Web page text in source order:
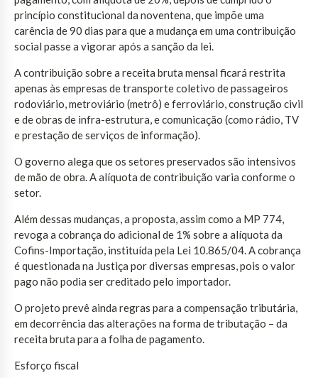
princípio constitucional da noventena, que impõe uma
carência de 90 dias para que a mudança em uma contribuição
social passe a vigorar após a sanção da lei.
A contribuição sobre a receita bruta mensal ficará restrita
apenas às empresas de transporte coletivo de passageiros
rodoviário, metroviário (metrô) e ferroviário, construção civil
e de obras de infra-estrutura, e comunicação (como rádio, TV
e prestação de serviços de informação).
O governo alega que os setores preservados são intensivos
de mão de obra. A alíquota de contribuição varia conforme o
setor.
Além dessas mudanças, a proposta, assim como a MP 774,
revoga a cobrança do adicional de 1% sobre a alíquota da
Cofins-Importação, instituída pela Lei 10.865/04. A cobrança
é questionada na Justiça por diversas empresas, pois o valor
pago não podia ser creditado pelo importador.
O projeto prevê ainda regras para a compensação tributária,
em decorrência das alterações na forma de tributação – da
receita bruta para a folha de pagamento.
Esforço fiscal